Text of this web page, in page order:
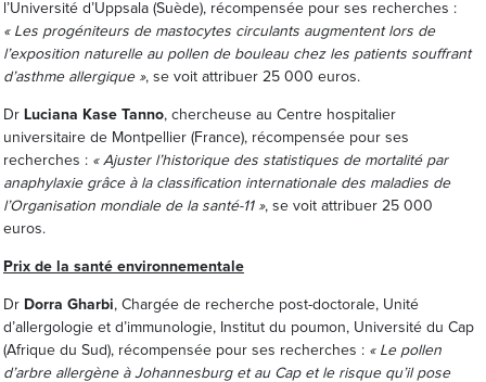
l’Université d’Uppsala (Suède), récompensée pour ses recherches :
« Les progéniteurs de mastocytes circulants augmentent lors de
l’exposition naturelle au pollen de bouleau chez les patients souffrant
d’asthme allergique », se voit attribuer 25 000 euros.
Dr Luciana Kase Tanno, chercheuse au Centre hospitalier
universitaire de Montpellier (France), récompensée pour ses
recherches : « Ajuster l’historique des statistiques de mortalité par
anaphylaxie grâce à la classification internationale des maladies de
l’Organisation mondiale de la santé-11 », se voit attribuer 25 000
euros.
Prix de la santé environnementale
Dr Dorra Gharbi, Chargée de recherche post-doctorale, Unité
d’allergologie et d’immunologie, Institut du poumon, Université du Cap
(Afrique du Sud), récompensée pour ses recherches : « Le pollen
d’arbre allergène à Johannesburg et au Cap et le risque qu’il pose